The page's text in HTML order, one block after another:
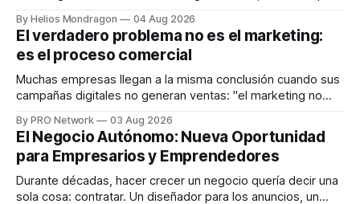
dispositivos inteligentes, inteligencia artificial y monitoreo
en tiempo real para ayudar a las personas a tomar mejores
decisiones sobre su salud metabólica. Su propuesta busca
responder
By Helios Mondragon 04 Aug 2026
El verdadero problema no es el marketing:
es el proceso comercial
Muchas empresas llegan a la misma conclusión cuando sus
campañas digitales no generan ventas: "el marketing no
INTERIUS, el problema suele estar en otro lugar. Durante
una entrevista para el podcast SER PRO, el especialista en
marketing digital explicó que
By PRO Network 03 Aug 2026
El Negocio Autónomo: Nueva Oportunidad
para Empresarios y Emprendedores
Durante décadas, hacer crecer un negocio quería decir una
sola cosa: contratar. Un diseñador para los anuncios, un